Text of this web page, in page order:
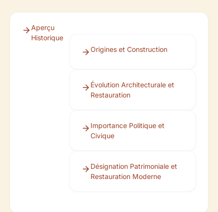
Aperçu
Historique
Origines et Construction
Évolution Architecturale et
Restauration
Importance Politique et
Civique
Désignation Patrimoniale et
Restauration Moderne